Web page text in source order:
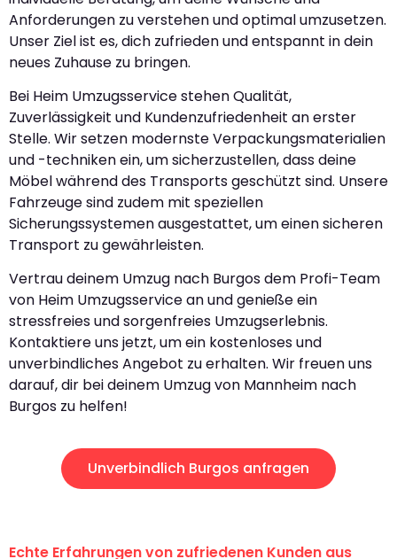
Anforderungen zu verstehen und optimal umzusetzen.
Unser Ziel ist es, dich zufrieden und entspannt in dein
neues Zuhause zu bringen.
Bei Heim Umzugsservice stehen Qualität,
Zuverlässigkeit und Kundenzufriedenheit an erster
Stelle. Wir setzen modernste Verpackungsmaterialien
und -techniken ein, um sicherzustellen, dass deine
Möbel während des Transports geschützt sind. Unsere
Fahrzeuge sind zudem mit speziellen
Sicherungssystemen ausgestattet, um einen sicheren
Transport zu gewährleisten.
Vertrau deinem Umzug nach Burgos dem Profi-Team
von Heim Umzugsservice an und genieße ein
stressfreies und sorgenfreies Umzugserlebnis.
Kontaktiere uns jetzt, um ein kostenloses und
unverbindliches Angebot zu erhalten. Wir freuen uns
darauf, dir bei deinem Umzug von Mannheim nach
Burgos zu helfen!
Unverbindlich Burgos anfragen
Echte Erfahrungen von zufriedenen Kunden aus